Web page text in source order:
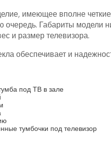
имеющее вполне
очередь. Габариты модели
и размер телевизора.
обеспечивает и
под ТВ в зале
тумбочки под телевизор